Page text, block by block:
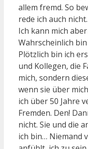
allem fremd. So
rede ich auch
Ich kann mich
Wahrscheinlich
Plötzlich bin ich
und Kollegen, die
mich, sondern
wenn sie über
ich über 50 Jahre
Fremden. Den!
nicht. Sie und die
ich bin… Niemand